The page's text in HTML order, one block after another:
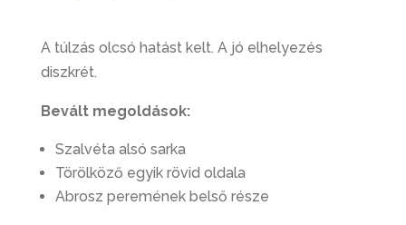
A túlzás olcsó hatást kelt. A jó elhelyezés
diszkrét.
Bevált megoldások:
Szalvéta alsó sarka
Törölköző egyik rövid oldala
Abrosz peremének belső része